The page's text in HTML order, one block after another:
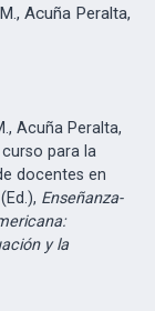
Acuña Peralta,
Acuña Peralta,
para la
docentes en
Enseñanza-
y la